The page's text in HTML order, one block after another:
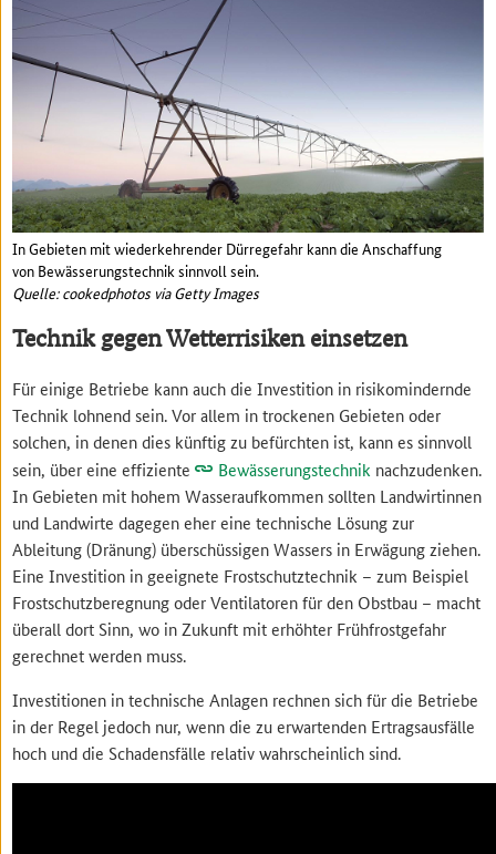
In Gebieten mit wiederkehrender Dürregefahr kann die Anschaffung
von Bewässerungstechnik sinnvoll sein.
Quelle: cookedphotos via Getty Images
Technik gegen Wetterrisiken einsetzen
Für einige Betriebe kann auch die Investition in risikomindernde
Technik lohnend sein. Vor allem in trockenen Gebieten oder
solchen, in denen dies künftig zu befürchten ist, kann es sinnvoll
sein, über eine effiziente
Bewässerungstechnik nachzudenken.
In Gebieten mit hohem Wasseraufkommen sollten Landwirtinnen
und Landwirte dagegen eher eine technische Lösung zur
Ableitung (Dränung) überschüssigen Wassers in Erwägung ziehen.
Eine Investition in geeignete Frostschutztechnik – zum Beispiel
Frostschutzberegnung oder Ventilatoren für den Obstbau – macht
überall dort Sinn, wo in Zukunft mit erhöhter Frühfrostgefahr
gerechnet werden muss.
Investitionen in technische Anlagen rechnen sich für die Betriebe
in der Regel jedoch nur, wenn die zu erwartenden Ertragsausfälle
hoch und die Schadensfälle relativ wahrscheinlich sind.